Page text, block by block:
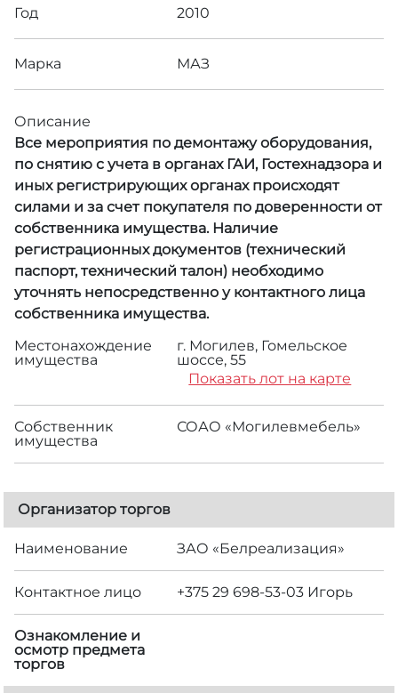
Год 2010
Марка МАЗ
Описание
Все мероприятия по демонтажу оборудования,
по снятию с учета в органах ГАИ, Гостехнадзора и
иных регистрирующих органах происходят
силами и за счет покупателя по доверенности от
собственника имущества. Наличие
регистрационных документов (технический
паспорт, технический талон) необходимо
уточнять непосредственно у контактного лица
собственника имущества.
Местонахождение
имущества
г. Могилев, Гомельское
шоссе, 55
Показать лот на карте
Собственник
имущества
СОАО «Могилевмебель»
Организатор торгов
Наименование ЗАО «Белреализация»
Контактное лицо +375 29 698-53-03 Игорь
Ознакомление и
осмотр предмета
торгов